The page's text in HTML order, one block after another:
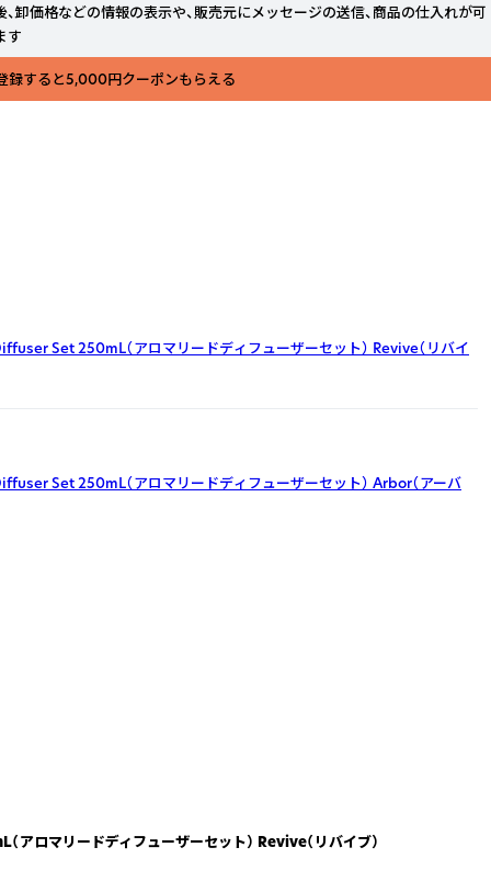
、卸価格などの情報の表示や、販売元にメッセージの送信、商品の仕入れが可
す
登録すると5,000円クーポンもらえる
Set 250mL（アロマリードディフューザーセット） Revive（リバイ
Set 250mL（アロマリードディフューザーセット） Arbor（アーバ
ロマリードディフューザーセット） Revive（リバイブ）